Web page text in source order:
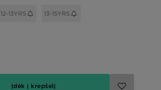
12-13YRS 13-15YRS
Įdėk į krepšelį